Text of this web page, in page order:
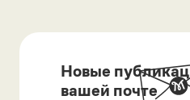
Новые
вашей почте